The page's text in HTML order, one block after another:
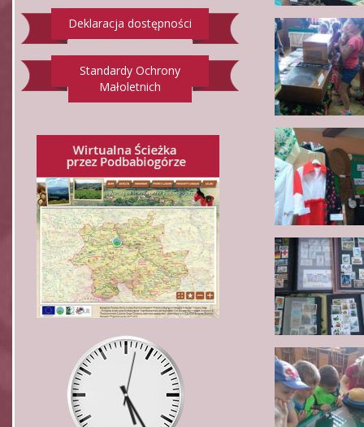
Deklaracja dostępności
Standardy Ochrony
Małoletnich